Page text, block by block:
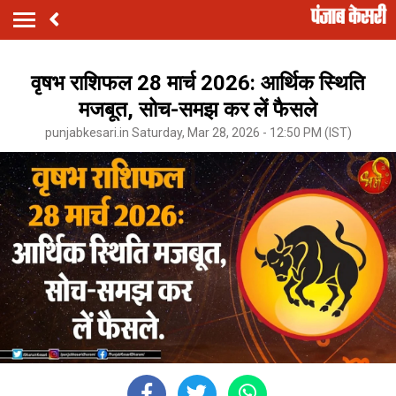
वृषभ राशिफल 28 मार्च 2026: आर्थिक स्थिति
मजबूत, सोच-समझ कर लें फैसले
punjabkesari.in Saturday, Mar 28, 2026 - 12:50 PM (IST)